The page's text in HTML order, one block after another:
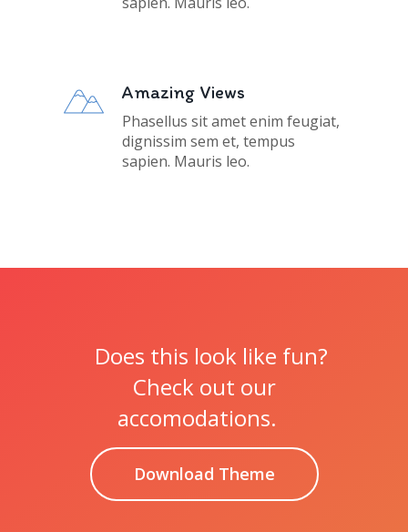
Amazing Views
Phasellus sit amet enim feugiat,
dignissim sem et, tempus
sapien. Mauris leo.
Does this look like fun?
Check out our
accomodations.
Download Theme